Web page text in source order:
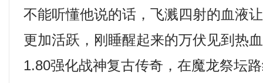
不能听懂他说的话，飞溅四射的血液
更加活跃，刚睡醒起来的万伏见到热
1.80强化战神复古传奇，在魔龙祭坛